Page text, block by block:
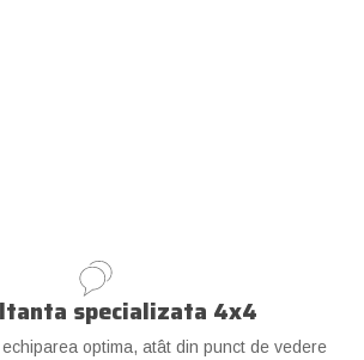
specializata 4x4
optima, atât din punct de vedere